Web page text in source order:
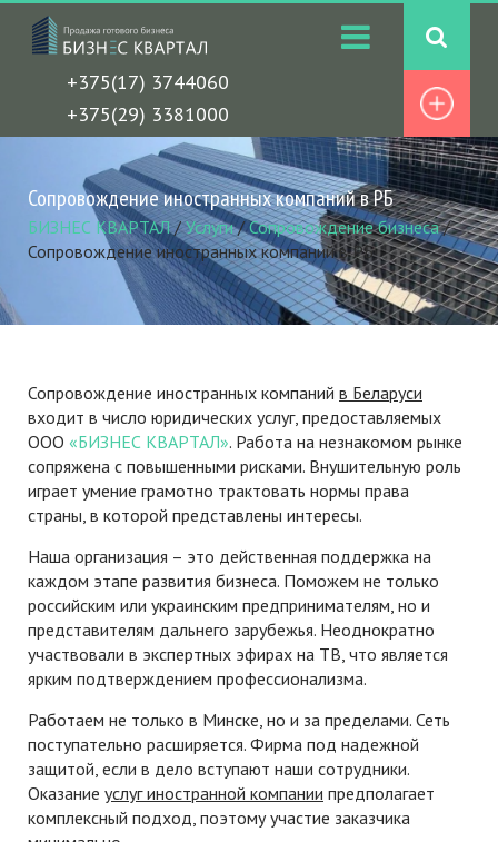
+375(17) 3744060
+375(29) 3381000
Сопровождение иностранных компаний в РБ
БИЗНЕС КВАРТАЛ/Услуги/Сопровождение бизнеса/
Сопровождение иностранных компаний в РБ
Сопровождение иностранных компаний в Беларуси
входит в число юридических услуг, предоставляемых
ООО «БИЗНЕС КВАРТАЛ». Работа на незнакомом рынке
сопряжена с повышенными рисками. Внушительную роль
играет умение грамотно трактовать нормы права
страны, в которой представлены интересы.
Наша организация – это действенная поддержка на
каждом этапе развития бизнеса. Поможем не только
российским или украинским предпринимателям, но и
представителям дальнего зарубежья. Неоднократно
участвовали в экспертных эфирах на ТВ, что является
ярким подтверждением профессионализма.
Работаем не только в Минске, но и за пределами. Сеть
поступательно расширяется. Фирма под надежной
защитой, если в дело вступают наши сотрудники.
Оказание услуг иностранной компании предполагает
комплексный подход, поэтому участие заказчика